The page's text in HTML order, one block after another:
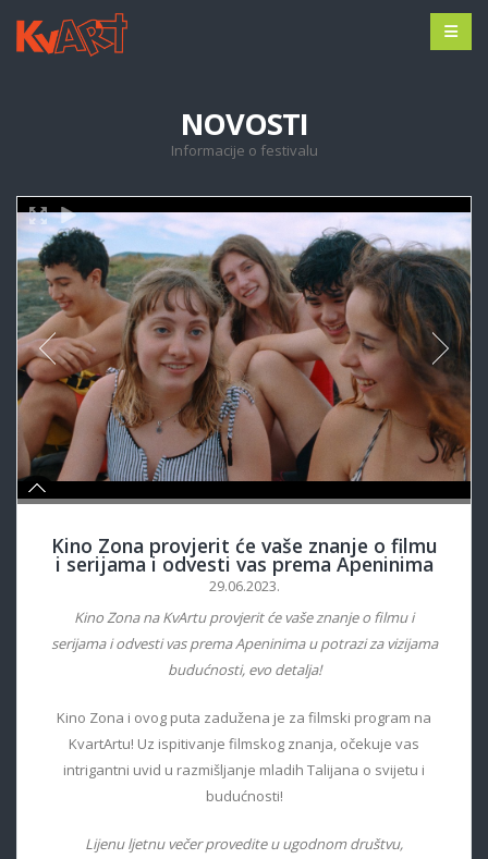
NOVOSTI
Informacije o festivalu
Kino Zona provjerit će vaše znanje o filmu
i serijama i odvesti vas prema Apeninima
29.06.2023.
Kino Zona na KvArtu provjerit će vaše znanje o filmu i
serijama i odvesti vas prema Apeninima u potrazi za vizijama
budućnosti, evo detalja!
Kino Zona i ovog puta zadužena je za filmski program na
KvartArtu! Uz ispitivanje filmskog znanja, očekuje vas
intrigantni uvid u razmišljanje mladih Talijana o svijetu i
budućnosti!
Lijenu ljetnu večer provedite u ugodnom društvu,